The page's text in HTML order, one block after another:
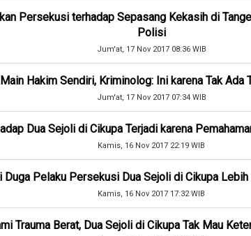
Persekusi terhadap Sepasang Kekasih di
Polisi
Jum'at, 17 Nov 2017 08:36 WIB
Hakim Sendiri, Kriminolog: Ini karena Tak Ada
Jum'at, 17 Nov 2017 07:34 WIB
Dua Sejoli di Cikupa Terjadi karena
Kamis, 16 Nov 2017 22:19 WIB
Duga Pelaku Persekusi Dua Sejoli di Cikupa Lebih
Kamis, 16 Nov 2017 17:32 WIB
Trauma Berat, Dua Sejoli di Cikupa Tak Mau